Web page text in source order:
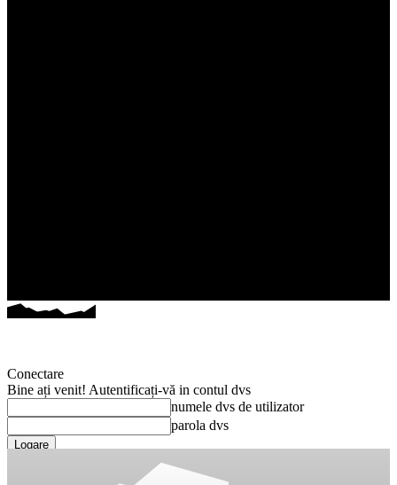
Conectare
Bine ați venit! Autentificați-vă in contul dvs
numele dvs de utilizator
parola dvs
Ați uitat parola? obține ajutor